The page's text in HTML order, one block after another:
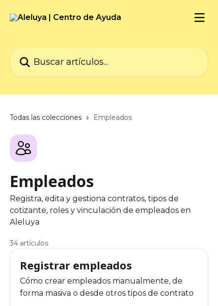
Buscar artículos...
Todas las colecciones Empleados
Empleados
Registra, edita y gestiona contratos, tipos de
cotizante, roles y vinculación de empleados en
Aleluya
34 artículos
Registrar empleados
Cómo crear empleados manualmente, de
forma masiva o desde otros tipos de contrato